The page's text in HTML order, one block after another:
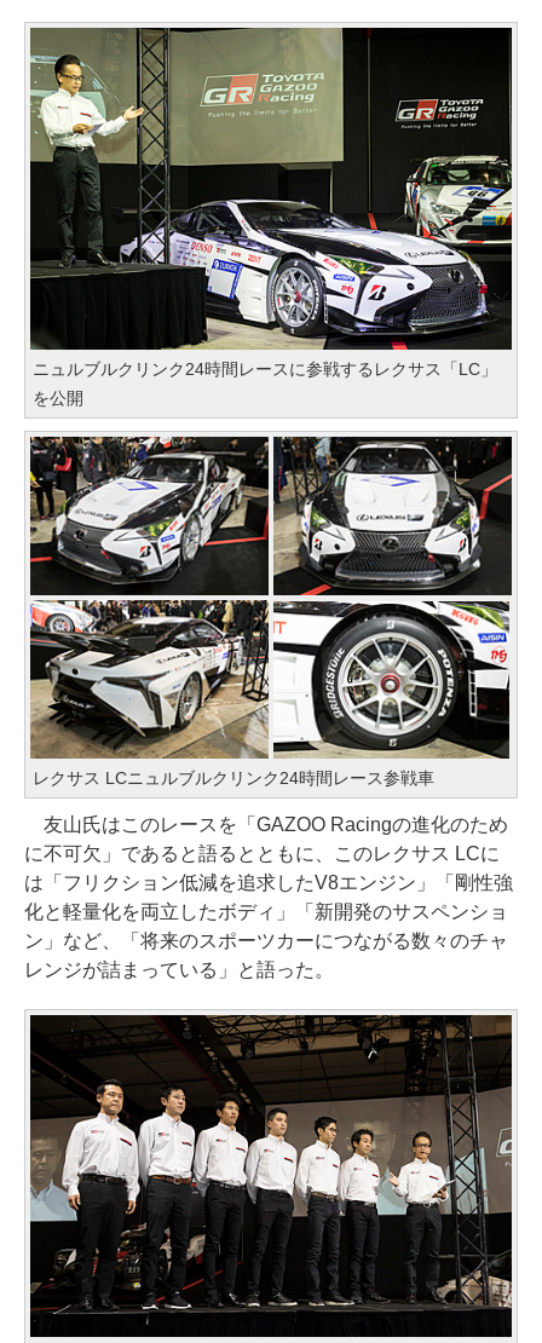
ニュルブルクリンク24時間レースに参戦するレクサス「LC」
を公開
レクサス LCニュルブルクリンク24時間レース参戦車
友山氏はこのレースを「GAZOO Racingの進化のため
に不可欠」であると語るとともに、このレクサス LCに
は「フリクション低減を追求したV8エンジン」「剛性強
化と軽量化を両立したボディ」「新開発のサスペンショ
ン」など、「将来のスポーツカーにつながる数々のチャ
レンジが詰まっている」と語った。